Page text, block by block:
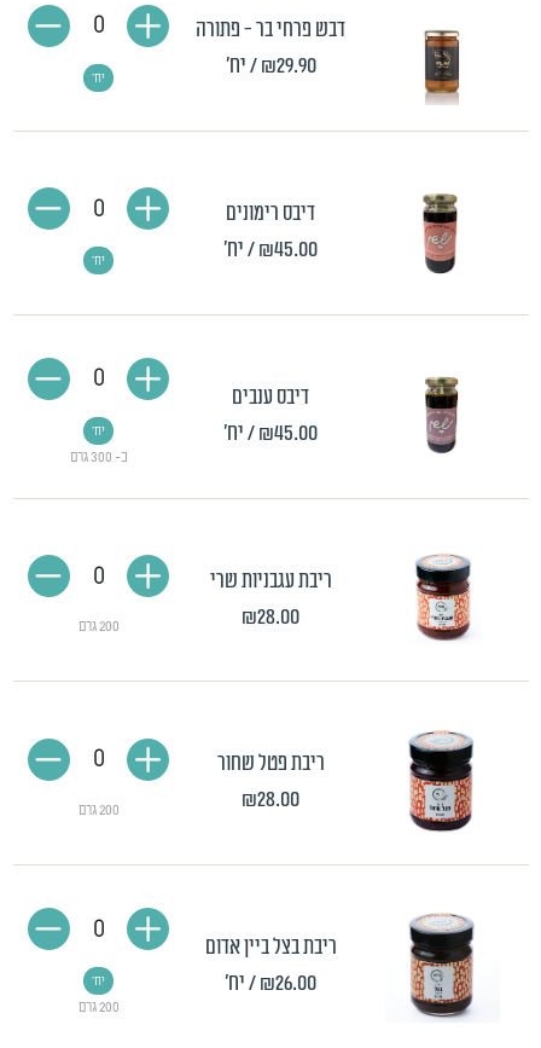
דבש פרחי בר - פתורה
₪29.90 / יח' יח'
0
דיבס רימונים
₪45.00/ יח' יח'
0
דיבס ענבים
₪45.00/ יח'
כ- 300 גרם
יח'
0
ריבת עגבניות שרי
₪28.00
200 גרם
0
ריבת פטל שחור
₪28.00
200 גרם
0
ריבת בצל ביין אדום
₪26.00/ יח'
200 גרם
יח'
0